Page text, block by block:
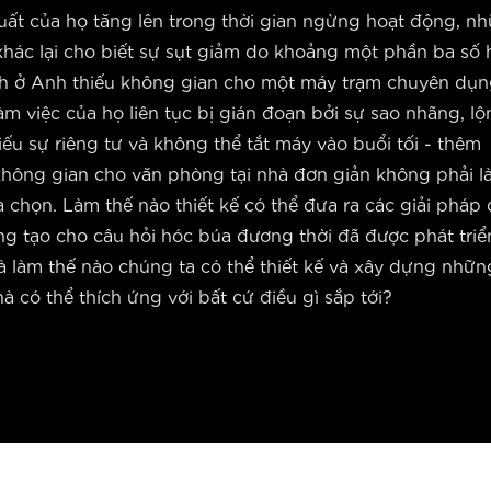
của họ tăng lên trong thời gian ngừng hoạt động,
lại cho biết sự sụt giảm do khoảng một phần ba số
ở Anh thiếu không gian cho một máy trạm chuyên
việc của họ liên tục bị gián đoạn bởi sự sao nhãng,
sự riêng tư và không thể tắt máy vào buổi tối - thêm
gian cho văn phòng tại nhà đơn giản không phải là
chọn. Làm thế nào thiết kế có thể đưa ra các giải pháp
tạo cho câu hỏi hóc búa đương thời đã được phát
làm thế nào chúng ta có thể thiết kế và xây dựng
có thể thích ứng với bất cứ điều gì sắp tới?